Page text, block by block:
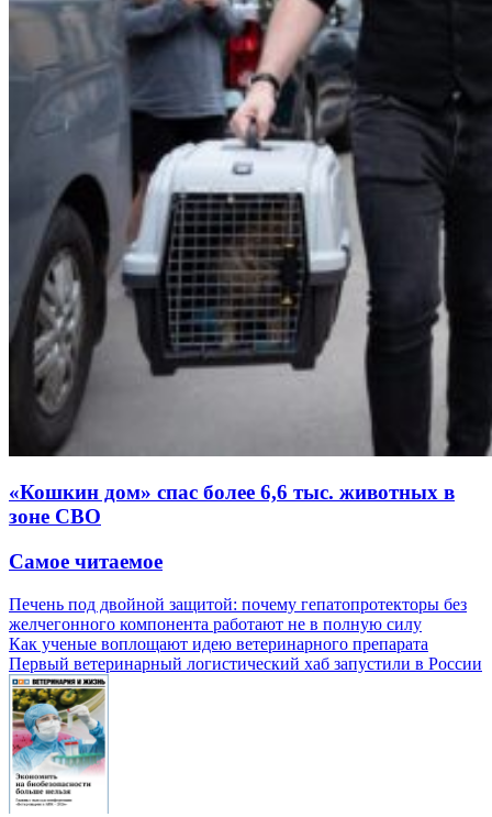
«Кошкин дом» спас более 6,6 тыс. животных в
зоне СВО
Самое читаемое
Печень под двойной защитой: почему гепатопротекторы без
желчегонного компонента работают не в полную силу
Как ученые воплощают идею ветеринарного препарата
Первый ветеринарный логистический хаб запустили в России